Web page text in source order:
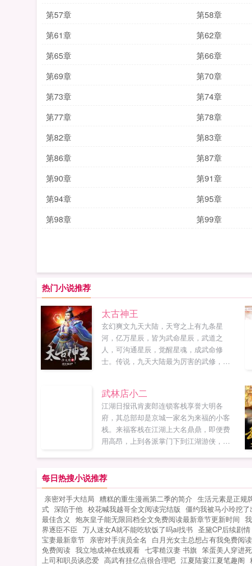
第57章
第58章
第61章
第62章
第65章
第66章
第69章
第70章
第73章
第74章
第77章
第78章
第82章
第83章
第86章
第87章
第90章
第91章
第94章
第95章
第98章
第99章
热门小说推荐
太古神王
玄幻爽文九天大陆，天穹之上有九条星
河，亿万星辰，皆为武命星辰，武道之
人，可沟通星辰，觉醒星魂，成武命修
士。传说，九天大陆最为厉害的武修，每
自己的武命星辰，化身通天彻地的太古神
王。亿万生灵诸天万界，秦问天笑看苍
天，他要做天空，最亮的那颗星辰...
武林店小二
江湖日报讯肯麦郎连锁客栈享誉大明各
府，其总部却是京城一家名为来福的小客
栈。来福客栈在江湖上大名鼎鼎，即便费
用高昂，上到各派掌门下到江湖游侠，都
福客栈日常一幕少林方丈，你怎么吃饭不
给钱啊？偶弥陀佛，出家人身无分文，这
顿饭可否算作化缘？不行！武当掌门没钱
吃饭，还在后院洗碗呢！你若不给钱，就
去洗茅房！来福客栈日常二幕丐帮长老，
瞧你样子就没钱吃饭，你来客栈干啥？听
闻来福客栈可以拿东西抵押，我这里有本
上乘的秘...
每日热搜小说推荐
亲密对手大结局 糟糕的重生漫画第二季的简介 生活元素是正规
式 深陷于他 校花喊我越哥全文阅读完结版 僵约我被马小玲挖
最佳含义 炮灰皇子能无限回档全文免费阅读最新章节更新时间
界逐臣不臣 万人迷女A就不能吃软饭了吗ai找书 圣黛CP后续剧情
宝妻最新章节 亲密对手演员全名 白月光女主总想占有我免费阅读
免费阅读 我立地成神在线观看 七零糙汉妻 书旗 笨蛋美人穿进
上司和职员谈恋爱 高武有挂亿点很合理吧 江夏陆宴江夏笔趣阁